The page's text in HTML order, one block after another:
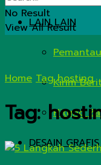
LAIN LAIN
Kirim
Hitung
DESAIN
No Result
View All Result
Home Tag hosting
Tag: